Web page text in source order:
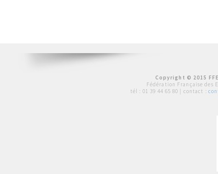
Copyright © 2015
Fédération Française des
tél : 01 39 44 65 80 | contact :